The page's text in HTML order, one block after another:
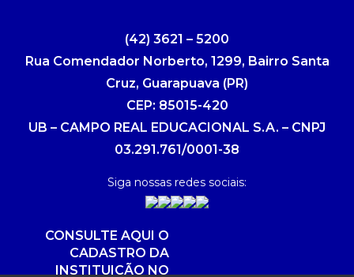
(42) 3621 – 5200
Rua Comendador Norberto, 1299, Bairro Santa
Cruz, Guarapuava (PR)
CEP: 85015-420
UB – CAMPO REAL EDUCACIONAL S.A. – CNPJ
03.291.761/0001-38
Siga nossas redes sociais:
CONSULTE AQUI O
CADASTRO DA
INSTITUIÇÃO NO